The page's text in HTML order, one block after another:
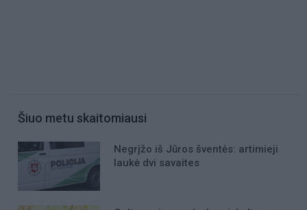
Šiuo metu skaitomiausi
Negrįžo iš Jūros šventės: artimieji
laukė dvi savaites